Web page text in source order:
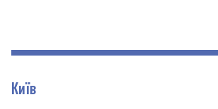
Київ